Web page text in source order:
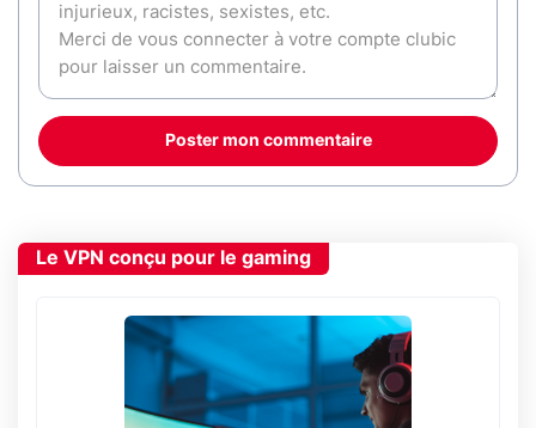
Poster mon commentaire
Le VPN conçu pour le gaming